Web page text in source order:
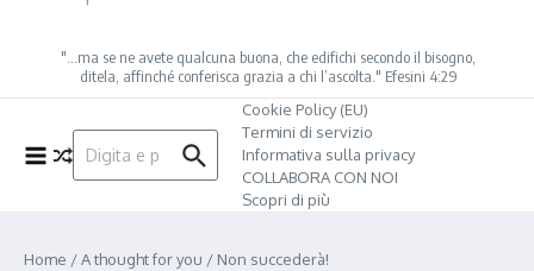
"…ma se ne avete qualcuna buona, che edifichi secondo il bisogno,
ditela, affinché conferisca grazia a chi l’ascolta." Efesini 4:29
Cerca:
Cookie Policy (EU)
Termini di servizio
Informativa sulla privacy
COLLABORA CON NOI
Scopri di più
Home /A thought for you / Non succederà!